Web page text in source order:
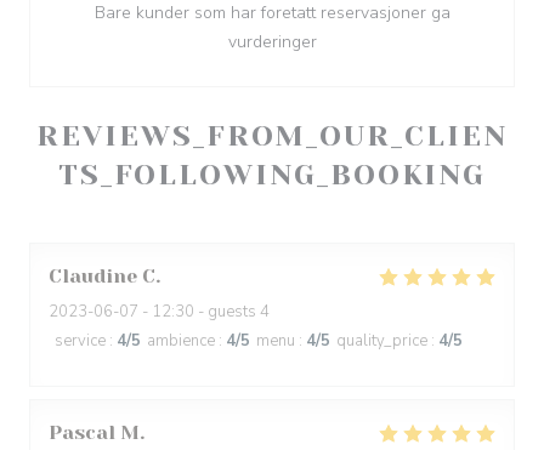
REVIEWS_FROM_OUR_CLIEN
TS_FOLLOWING_BOOKING
Claudine C
2023-06-07 - 12:30 - guests 4
service : 4/5 ambience : 4/5 menu : 4/5 quality_price : 4/5
Pascal M
Bare kunder som har foretatt reservasjoner ga
vurderinger